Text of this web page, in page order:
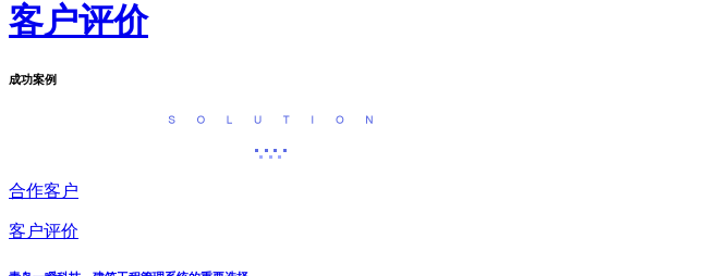
客户评价
成功案例
合作客户
客户评价